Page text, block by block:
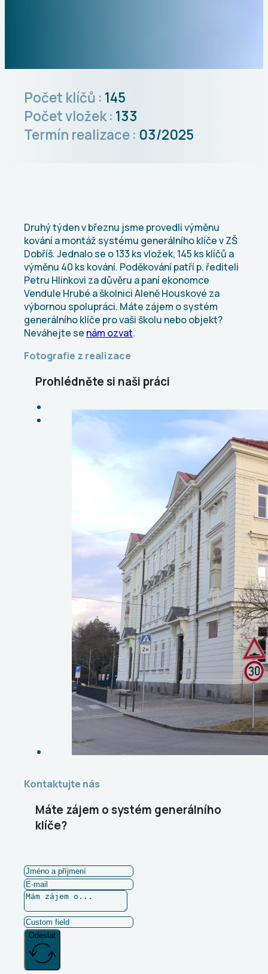
Počet klíčů : 145
Počet vložek : 133
Termín realizace : 03/2025
Druhý týden v březnu jsme provedli výměnu
kování a montáž systému generálního klíče v ZŠ
Dobříš. Jednalo se o 133 ks vložek, 145 ks klíčů a
výměnu 40 ks kování. Poděkování patří p. řediteli
Petru Hlinkovi za důvěru a paní ekonomce
Vendule Hrubé a školnici Aleně Houskové za
výbornou spolupráci. Máte zájem o systém
generálního klíče pro vaši školu nebo objekt?
Neváhejte se nám ozvat.
Fotografie z realizace
Prohlédněte si naši práci
Kontaktujte nás
Máte zájem o systém generálního
klíče?
Odeslat